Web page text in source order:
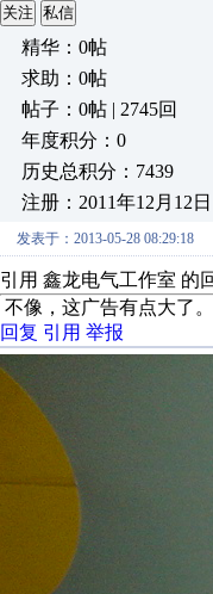
关注 私信
精华：0帖
求助：0帖
帖子：0帖 | 2745回
年度积分：0
历史总积分：7439
注册：2011年12月12日
发表于：2013-05-28 08:29:18
引用 鑫龙电气工作室 的
不像，这广告有点大了。
回复 引用 举报